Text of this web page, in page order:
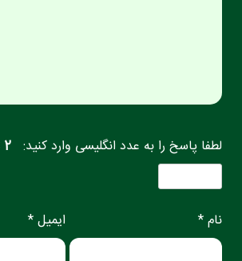
لطفا پاسخ را به عدد انگلیسی وارد کنید: 2 × 8 =
نام * ایمیل *